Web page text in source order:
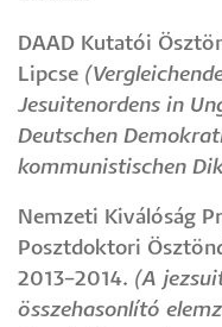
DAAD Kutatói
Lipcse
Jesuitenordens in
Deutschen
kommunistischen
Nemzeti Kiválóság
Posztdoktori
2013–2014. (A
összehasonlító